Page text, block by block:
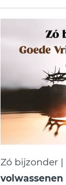
Zó bijzonder |
volwassenen